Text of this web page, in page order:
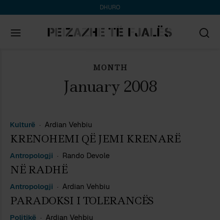
DHURO
MONTH
January 2008
Kulturë Ardian Vehbiu
KRENOHEMI QË JEMI KRENARË
Antropologji Rando Devole
NË RADHË
Antropologji Ardian Vehbiu
PARADOKSI I TOLERANCËS
Politikë Ardian Vehbiu